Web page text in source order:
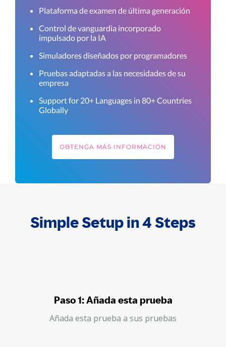
Plataforma de examen de última generación
Control de vanguardia incorporado
impulsado por la IA
Simuladores diseñados por programadores
Pruebas adaptadas a las necesidades de su
empresa
Support for 20+ Languages in 80+ Countries
Globally
OBTENGA MÁS INFORMACIÓN
Simple Setup in 4 Steps
Paso 1: Añada esta prueba
Añada esta prueba a sus pruebas